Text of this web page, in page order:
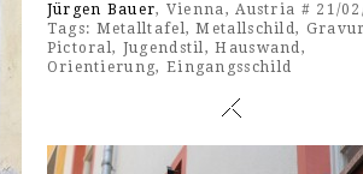
Jürgen Bauer, Vienna, Austria # 21/
Tags: Metalltafel,Metallschild,
Pictoral, Jugendstil,Hauswand,
Orientierung, Eingangsschild